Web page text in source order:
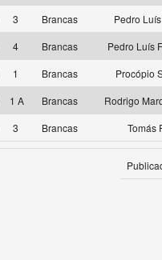
3 Brancas
Pedro
4 Brancas
Pedro Luís
1 Brancas
Procópio
1 A Brancas
Rodrigo
3 Brancas Tomás